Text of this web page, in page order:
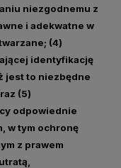
niezgodnemu z
i adekwatne w
(4)
identyfikację
jest to niezbędne
(5)
odpowiednie
w tym ochronę
z prawem